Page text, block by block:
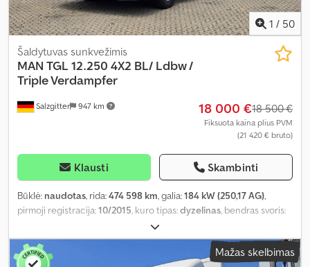
1 / 50
Salzgitter 947 km
Šaldytuvas sunkvežimis
MAN TGL 12.250 4X2 BL/ Ldbw /
Triple Verdampfer
18 000 €18 500 €
Fiksuota kaina plius PVM
(21 420 € bruto)
Klausti Skambinti
Būklė: naudotas, rida:474 598 km, galia:184 kW (250,17 AG),
pirmoji registracija:10/2015, kuro tipas:dyzelinas, bendras svoris:
2 ašys
tipas:automatinis, emisijos klasė:Euro 6, Įranga:galinis keltuvas,
navigacijos sistema, oro kondicionavimas
Mažas skelbimas